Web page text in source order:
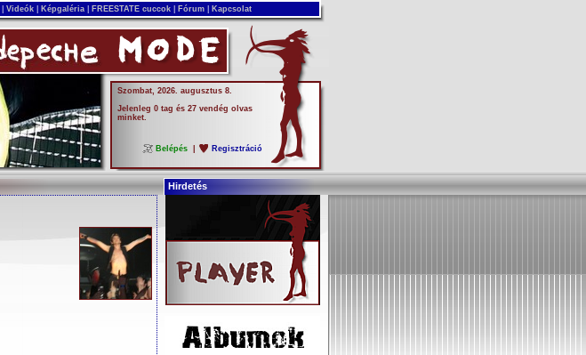
Videók Képgaléria FREESTATE cuccok Fórum Kapcsolat
Szombat, 2026. augusztus 8.
Jelenleg 0 tag és 27 vendég olvas
minket.
Belépés Regisztráció
Hirdetés